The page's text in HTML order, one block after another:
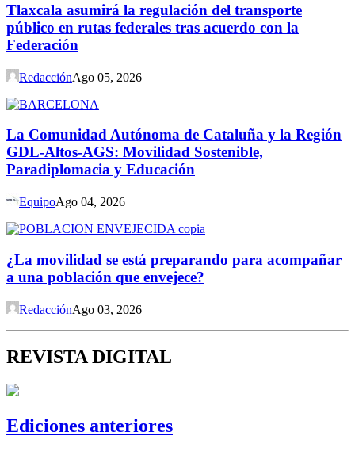
Tlaxcala asumirá la regulación del transporte
público en rutas federales tras acuerdo con la
Federación
RedacciónAgo 05, 2026
La Comunidad Autónoma de Cataluña y la Región
GDL-Altos-AGS: Movilidad Sostenible,
Paradiplomacia y Educación
EquipoAgo 04, 2026
¿La movilidad se está preparando para acompañar
a una población que envejece?
RedacciónAgo 03, 2026
REVISTA DIGITAL
Ediciones anteriores